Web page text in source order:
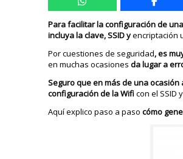
Para facilitar la configuración de
incluya la clave, SSID yencriptación
Por cuestiones de seguridad, es
en muchas ocasionesda lugar a
Seguro que en más de una
configuración de la Wificon el SSID
Aquí explico paso a pasocómo